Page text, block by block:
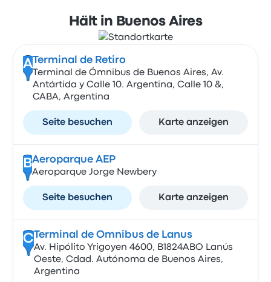
Hält in Buenos Aires
A Terminal de Retiro
Terminal de Ómnibus de Buenos Aires, Av.
Antártida y Calle 10. Argentina, Calle 10 &,
CABA, Argentina
Seite besuchen Karte anzeigen
BAeroparque AEP
Aeroparque Jorge Newbery
Seite besuchen Karte anzeigen
CTerminal de Omnibus de Lanus
Av. Hipólito Yrigoyen 4600, B1824ABO Lanús
Oeste, Cdad. Autónoma de Buenos Aires,
Argentina